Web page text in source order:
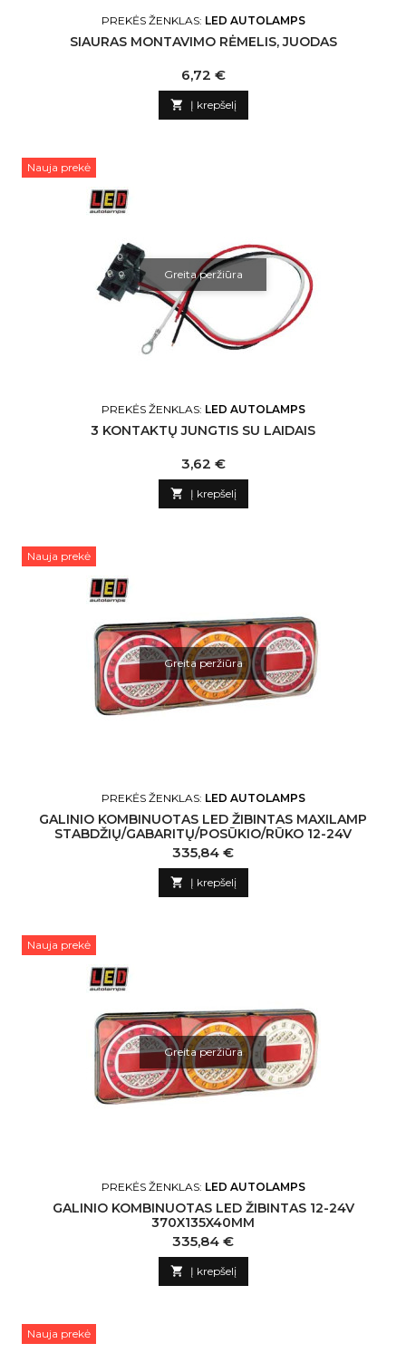
PREKĖS ŽENKLAS: LED AUTOLAMPS
SIAURAS MONTAVIMO RĖMELIS, JUODAS
Kaina
6,72 €
 Į krepšelį
Nauja prekė
Greita peržiūra
PREKĖS ŽENKLAS: LED AUTOLAMPS
3 KONTAKTŲ JUNGTIS SU LAIDAIS
Kaina
3,62 €
 Į krepšelį
Nauja prekė
Greita peržiūra
PREKĖS ŽENKLAS: LED AUTOLAMPS
GALINIO KOMBINUOTAS LED ŽIBINTAS MAXILAMP
STABDŽIŲ/GABARITŲ/POSŪKIO/RŪKO 12-24V
Kaina
335,84 €
 Į krepšelį
Nauja prekė
Greita peržiūra
PREKĖS ŽENKLAS: LED AUTOLAMPS
GALINIO KOMBINUOTAS LED ŽIBINTAS 12-24V
370X135X40MM
Kaina
335,84 €
 Į krepšelį
Nauja prekė